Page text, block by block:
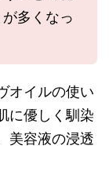
多くなっ
オイルの使い
に優しく馴染
美容液の浸透